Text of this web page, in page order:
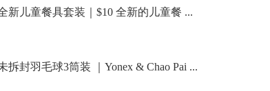
新儿童餐具套装｜$10 全新的儿童餐 ...
拆封羽毛球3筒装 ｜Yonex & Chao Pai ...